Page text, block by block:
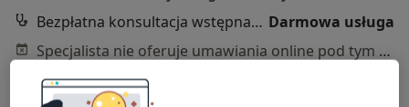
Bezpłatna konsultacja wstępna - telefoniczna Darmowa usługa
Specjalista nie oferuje umawiania online pod tym adresem.
Poproś o wizytę